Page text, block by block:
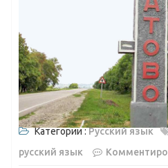
Категории :Русский язык
русский язык